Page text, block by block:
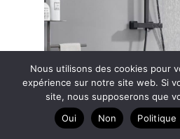
Test de la colonne de douche
mitigeur thermostatique
Nous utilisons des cookies pour
expérience sur notre site web. Si
site, nous supposerons que
Oui
Non